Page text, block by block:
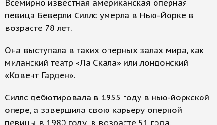
Всемирно известная американская оперная
певица Беверли Силлс умерла в Нью-Йорке в
возрасте 78 лет.
Она выступала в таких оперных залах мира, как
миланский театр «Ла Скала» или лондонский
«Ковент Гарден».
Силлс дебютировала в 1955 году в нью-йоркской
опере, а завершила свою карьеру оперной
певицы в 1980 году, в возрасте 51 года.